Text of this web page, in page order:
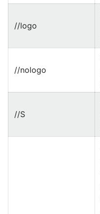
//logo
//nologo
//S